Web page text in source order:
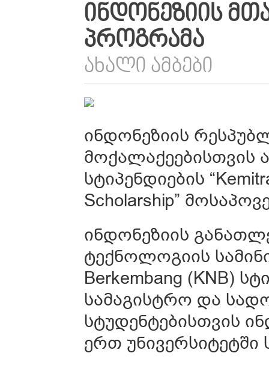
ᲘᲜᲓᲝᲜᲔᲖᲘᲘᲡ
ᲞᲠᲝᲒᲠᲐᲛᲐ
ᲐᲮᲐᲚᲘ ᲐᲛᲑᲔᲑᲘ
ინდონეზიის
მოქალაქეებისთვის
სტიპენდიების
Scholarship”
ინდონეზიის
ტექნოლოგიის
Berkembang (KNB)
სამაგისტრო და
სტუდენტებისთვის
ერთ